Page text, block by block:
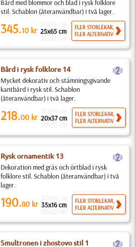
Bård med blommor och blad i rysk folklore
stil. Schablon (återanvändbar) i två lager.
345.10 kr 25x65 cm
FLER STORLEKAR,
FLER ALTERNATIV
Bård i rysk folklore 14 b
Mycket dekorativ och stämningsgivande
kantbård i rysk stil. Schablon
(återanvändbar) i två lager.
218.00 kr 20x37 cm
FLER STORLEKAR,
FLER ALTERNATIV
Rysk ornamentik 13 b
Dekoration med gräs och örtblad i rysk
folklore stil. Schablon (återanvändbar) i två
lager.
190.80 kr 35x16 cm
FLER STORLEKAR,
FLER ALTERNATIV
Smultronen i zhostovo stil 1 b